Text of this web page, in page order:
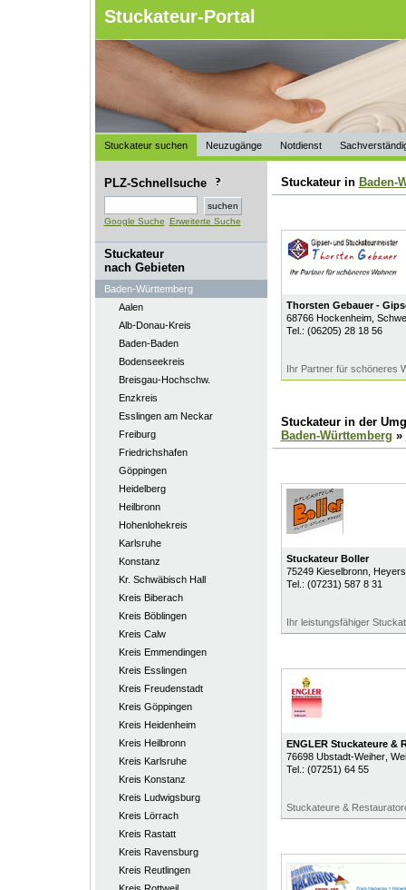
Stuckateur-Portal
Stuckateur suchen Neuzugänge Notdienst
PLZ-Schnellsuche
Google Suche Erweiterte Suche
Stuckateur
nach Gebieten
Baden-Württemberg
Aalen
Alb-Donau-Kreis
Baden-Baden
Bodenseekreis
Breisgau-Hochschw.
Enzkreis
Esslingen am Neckar
Freiburg
Friedrichshafen
Göppingen
Heidelberg
Heilbronn
Hohenlohekreis
Karlsruhe
Konstanz
Kr. Schwäbisch Hall
Kreis Biberach
Kreis Böblingen
Kreis Calw
Kreis Emmendingen
Kreis Esslingen
Kreis Freudenstadt
Kreis Göppingen
Kreis Heidenheim
Kreis Heilbronn
Kreis Karlsruhe
Kreis Konstanz
Kreis Ludwigsburg
Kreis Lörrach
Kreis Rastatt
Kreis Ravensburg
Kreis Reutlingen
Stuckateur in Baden-
Thorsten Gebauer -
68766 Hockenheim,
Tel.: (06205) 28 18 56
Ihr Partner für schöneres
Stuckateur in der
Baden-Württemberg »
Stuckateur Boller
75249 Kieselbronn,
Tel.: (07231) 587 8 31
Ihr leistungsfähiger
ENGLER Stuckateure &
76698 Ubstadt-Weiher,
Tel.: (07251) 64 55
Stuckateure &